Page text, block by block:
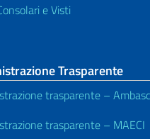
e Visti
Trasparente
trasparente –
trasparente – MAECI